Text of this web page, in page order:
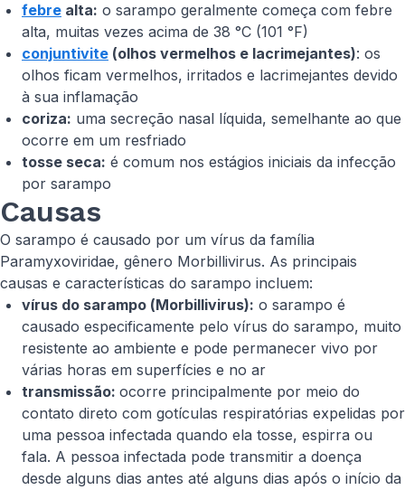
febre alta: o sarampo geralmente começa com febre
alta, muitas vezes acima de 38 °C (101 °F)
conjuntivite (olhos vermelhos e lacrimejantes): os
olhos ficam vermelhos, irritados e lacrimejantes devido
à sua inflamação
coriza: uma secreção nasal líquida, semelhante ao que
ocorre em um resfriado
tosse seca: é comum nos estágios iniciais da infecção
por sarampo
Causas
O sarampo é causado por um vírus da família
Paramyxoviridae, gênero Morbillivirus. As principais
causas e características do sarampo incluem:
vírus do sarampo (Morbillivirus): o sarampo é
causado especificamente pelo vírus do sarampo, muito
resistente ao ambiente e pode permanecer vivo por
várias horas em superfícies e no ar
transmissão: ocorre principalmente por meio do
contato direto com gotículas respiratórias expelidas por
uma pessoa infectada quando ela tosse, espirra ou
fala. A pessoa infectada pode transmitir a doença
desde alguns dias antes até alguns dias após o início da